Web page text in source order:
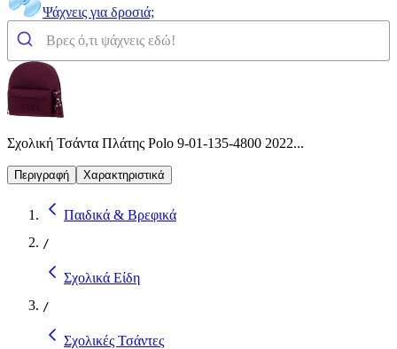
Ψάχνεις για δροσιά;
Σχολική Τσάντα Πλάτης Polo 9-01-135-4800 2022...
Περιγραφή Χαρακτηριστικά
Παιδικά & Βρεφικά
/
Σχολικά Είδη
/
Σχολικές Τσάντες